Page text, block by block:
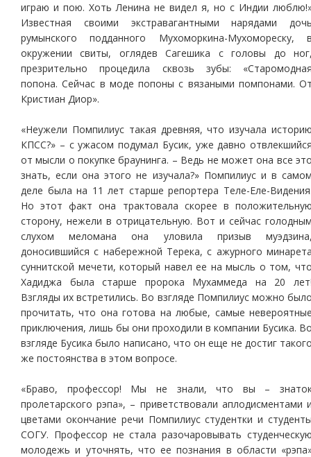
играю и пою. Хоть Ленина не видел я, но с Индии
Известная своими экстравагантными нарядами
румынского подданного Мухоморкина-Мухомореску,
окружении свиты, оглядев Сагешика с головы до
презрительно процедила сквозь зубы:
попона. Сейчас в моде попоны с вязаными помпонами.
Кристиан Диор».
«Неужели Помпилиус такая древняя, что изучала
КПСС?» – с ужасом подумал Бусик, уже давно
от мысли о покупке браунинга. – Ведь не может она все
знать, если она этого не изучала?» Помпилиус и в
деле была на 11 лет старше репортера Теле-Еле-
Но этот факт она трактовала скорее в
сторону, нежели в отрицательную. Вот и сейчас
слухом меломана она уловила призыв
доносившийся с набережной Терека, с ажурного
суннитской мечети, который навел ее на мысль о том,
Хадиджа была старше пророка Мухаммеда на 20
Взгляды их встретились. Во взгляде Помпилиус можно
прочитать, что она готова на любые, самые
приключения, лишь бы они проходили в компании Бусика.
взгляде Бусика было написано, что он еще не достиг
же постоянства в этом вопросе.
«Браво, профессор! Мы не знали, что вы –
пролетарского рэпа», – приветствовали аплодисментами
цветами окончание речи Помпилиус студентки и
СОГУ. Профессор не стала разочаровывать
молодежь и уточнять, что ее познания в области